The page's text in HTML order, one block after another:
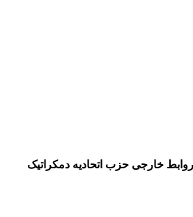
خارجی حزب اتحادیه دمکراتیک